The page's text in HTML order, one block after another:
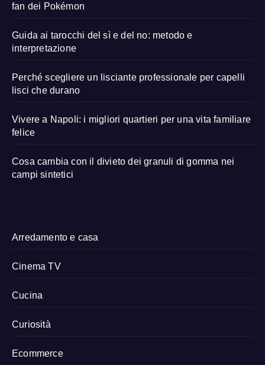
fan dei Pokémon
Guida ai tarocchi del sì e del no: metodo e
interpretazione
Perché scegliere un lisciante professionale per capelli
lisci che durano
Vivere a Napoli: i migliori quartieri per una vita familiare
felice
Cosa cambia con il divieto dei granuli di gomma nei
campi sintetici
Arredamento e casa
Cinema TV
Cucina
Curiosità
Ecommerce